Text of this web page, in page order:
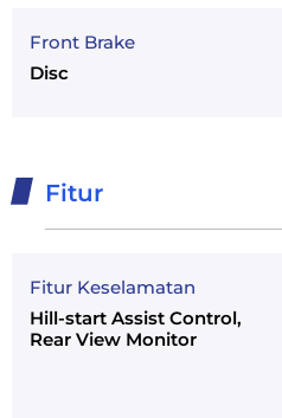
Front Brake
Disc
Fitur
Fitur Keselamatan
Hill-start Assist Control,
Rear View Monitor